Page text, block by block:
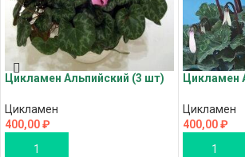
Цикламен Альпийский (3 шт)
Цикламен
400,00₽
В КОРЗИНУ
Цикламен
Цикламен
400,00₽
В КОРЗИНУ